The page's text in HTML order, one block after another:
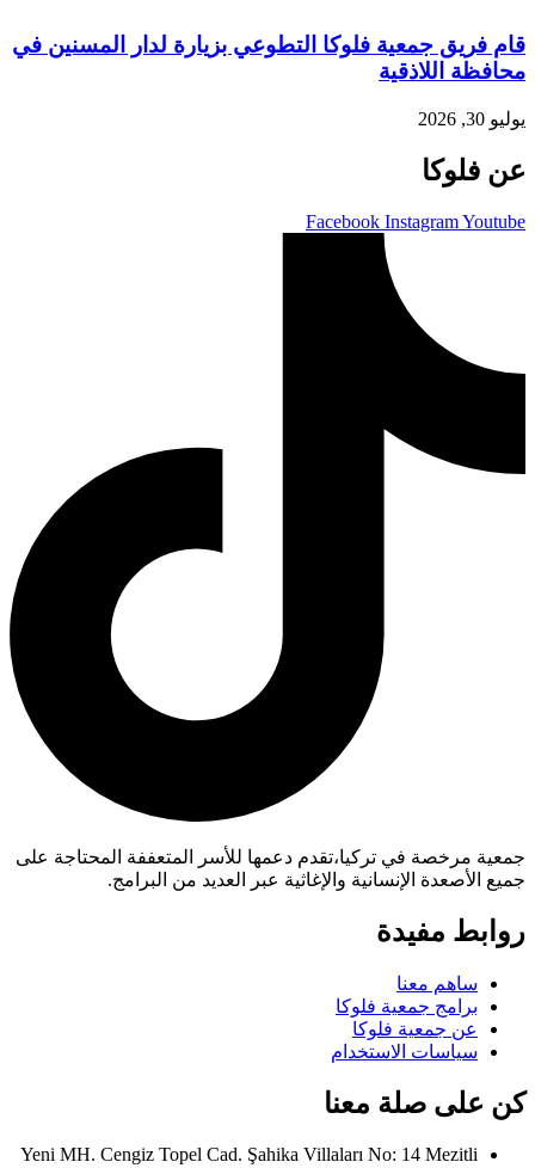
قام فريق جمعية فلوكا التطوعي بزيارة لدار المسنين في
محافظة اللاذقية
يوليو 30, 2026
عن فلوكا
Facebook InstagramYoutube
جمعية مرخصة في تركيا،تقدم دعمها للأسر المتعففة المحتاجة على
جميع الأصعدة الإنسانية والإغاثية عبر العديد من البرامج.
روابط مفيدة
ساهم معنا
برامج جمعية فلوكا
عن جمعية فلوكا
سياسات الاستخدام
كن على صلة معنا
Yeni MH. Cengiz Topel Cad. Şahika Villaları No: 14 Mezitli